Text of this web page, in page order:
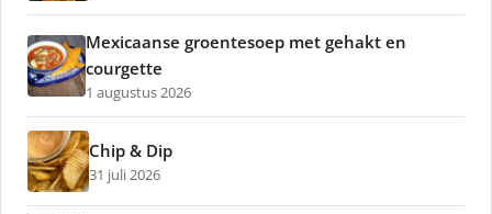
Mexicaanse groentesoep met gehakt en
courgette
1 augustus 2026
Chip & Dip
31 juli 2026